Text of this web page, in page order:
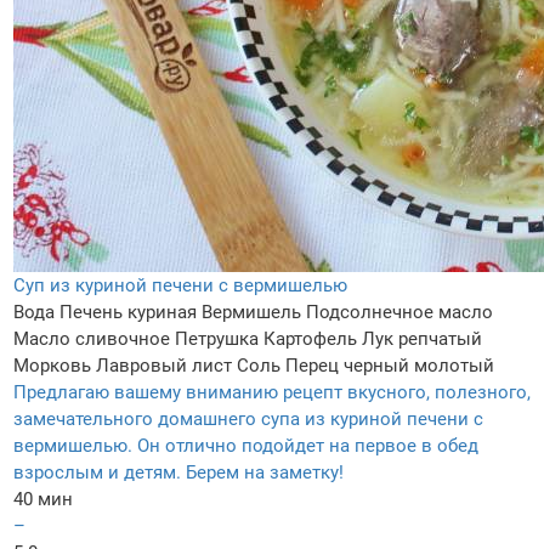
Суп из куриной печени с вермишелью
Вода Печень куриная Вермишель Подсолнечное масло
Масло сливочное Петрушка Картофель Лук репчатый
Морковь Лавровый лист Соль Перец черный молотый
Предлагаю вашему вниманию рецепт вкусного, полезного,
замечательного домашнего супа из куриной печени с
вермишелью. Он отлично подойдет на первое в обед
взрослым и детям. Берем на заметку!
40 мин
–